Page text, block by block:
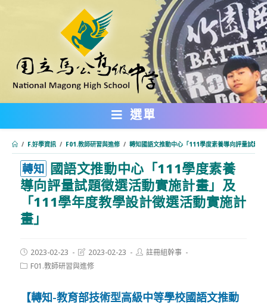
內
選單
/ F.好學資訊 / F01.教師研習與進修 / 轉知國語文推動中心「111學度素養導向評量試題
轉知 國語文推動中心「111學度素養
導向評量試題徵選活動實施計畫」及
「111學年度教學設計徵選活動實施計
畫」
Post
published:
2023-02-23
Post
last
modified:
2023-02-23
Post註冊組幹事
PostF01.教師研習與進修
【轉知-教育部技術型高級中等學校國語文推動